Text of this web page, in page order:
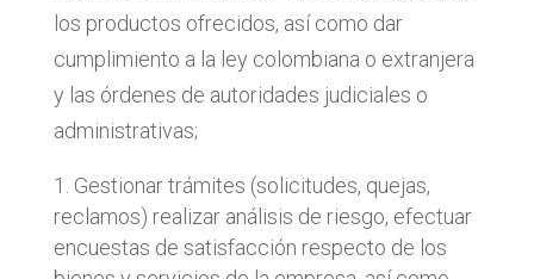
los productos ofrecidos, así como dar
cumplimiento a la ley colombiana o extranjera
y las órdenes de autoridades judiciales o
administrativas;
Gestionar trámites (solicitudes, quejas,
reclamos) realizar análisis de riesgo, efectuar
encuestas de satisfacción respecto de los